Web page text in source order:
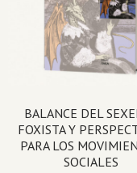
BALANCE DEL
FOXISTA Y
PARA LOS
SOCIALES